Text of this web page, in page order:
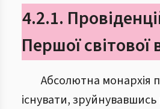
4.2.1.
Першої світової
Абсолютна монархія
існувати,